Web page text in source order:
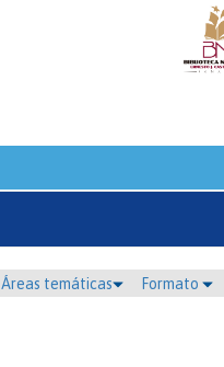
Áreas temáticas Formato